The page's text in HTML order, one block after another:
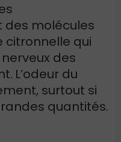
molécules
citronnelle qui
des
L’odeur du
surtout si
quantités.